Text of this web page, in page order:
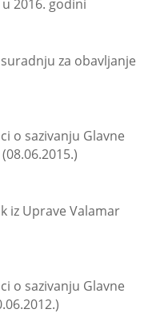
2016. godini
za obavljanje
o sazivanju Glavne
iz Uprave Valamar
o sazivanju Glavne